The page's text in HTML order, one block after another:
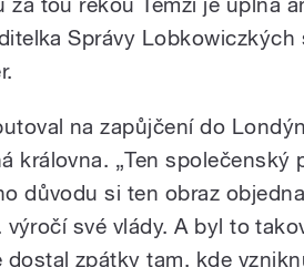
Správy Lobkowiczkých
na zapůjčení do
královna. „Ten společenský
důvodu si ten obraz
své vlády. A byl to
zpátky tam, kde